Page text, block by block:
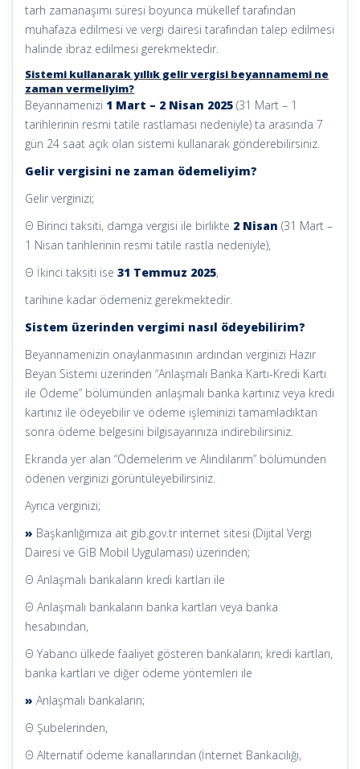
tarh zamanaşımı süresi boyunca mükellef tarafından
muhafaza edilmesi ve vergi dairesi tarafından talep edilmesi
halinde ibraz edilmesi gerekmektedir.
Sistemi kullanarak yıllık gelir vergisi beyannamemi ne
zaman vermeliyim?
Beyannamenizi 1 Mart – 2 Nisan 2025 (31 Mart – 1
tarihlerinin resmi tatile rastlaması nedeniyle) ta arasında 7
gün 24 saat açık olan sistemi kullanarak gönderebilirsiniz.
Gelir vergisini ne zaman ödemeliyim?
Gelir verginizi;
Θ Birinci taksiti, damga vergisi ile birlikte 2 Nisan (31 Mart –
1 Nisan tarihlerinin resmi tatile rastla nedeniyle),
Θ İkinci taksiti ise 31 Temmuz 2025,
tarihine kadar ödemeniz gerekmektedir.
Sistem üzerinden vergimi nasıl ödeyebilirim?
Beyannamenizin onaylanmasının ardından verginizi Hazır
Beyan Sistemi üzerinden “Anlaşmalı Banka Kartı-Kredi Kartı
ile Ödeme” bölümünden anlaşmalı banka kartınız veya kredi
kartınız ile ödeyebilir ve ödeme işleminizi tamamladıktan
sonra ödeme belgesini bilgisayarınıza indirebilirsiniz.
Ekranda yer alan “Ödemelerim ve Alındılarım” bölümünden
ödenen verginizi görüntüleyebilirsiniz.
Ayrıca verginizi;
» Başkanlığımıza ait gib.gov.tr internet sitesi (Dijital Vergi
Dairesi ve GİB Mobil Uygulaması) üzerinden;
Θ Anlaşmalı bankaların kredi kartları ile
Θ Anlaşmalı bankaların banka kartları veya banka
hesabından,
Θ Yabancı ülkede faaliyet gösteren bankaların; kredi kartları,
banka kartları ve diğer ödeme yöntemleri ile
» Anlaşmalı bankaların;
Θ Şubelerinden,
Θ Alternatif ödeme kanallarından (İnternet Bankacılığı,